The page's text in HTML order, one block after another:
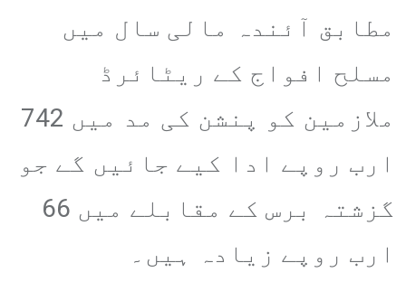
مطابق آئندہ مالی سال میں
مسلح افواج کے ریٹائرڈ
ملازمین کو پنشن کی مد میں 742
ارب روپے ادا کیے جائیں گے جو
گزشتہ برس کے مقابلے میں 66
ارب روپے زیادہ ہیں۔